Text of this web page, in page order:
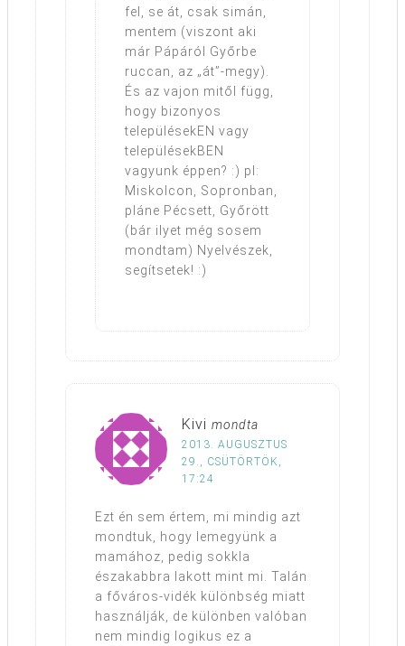
fel, se át, csak simán,
mentem (viszont aki
már Pápáról Győrbe
ruccan, az „át”-megy).
És az vajon mitől függ,
hogy bizonyos
településekEN vagy
településekBEN
vagyunk éppen? :) pl:
Miskolcon, Sopronban,
pláne Pécsett, Győrött
(bár ilyet még sosem
mondtam) Nyelvészek,
segítsetek! :)
Kivi mondta
2013. AUGUSZTUS
29., CSÜTÖRTÖK,
17:24
Ezt én sem értem, mi mindig azt
mondtuk, hogy lemegyünk a
mamához, pedig sokkla
északabbra lakott mint mi. Talán
a főváros-vidék különbség miatt
használják, de különben valóban
nem mindig logikus ez a